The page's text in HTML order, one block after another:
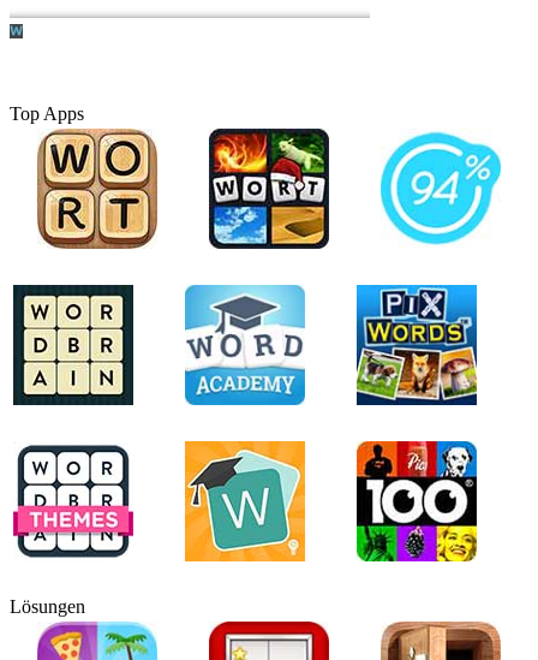
Top Apps
Lösungen